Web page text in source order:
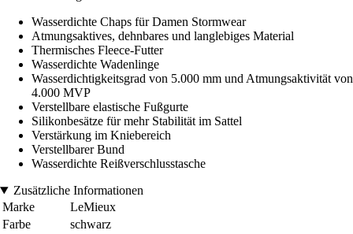
Wasserdichte Chaps für Damen Stormwear
Atmungsaktives, dehnbares und langlebiges Material
Thermisches Fleece-Futter
Wasserdichte Wadenlinge
Wasserdichtigkeitsgrad von 5.000 mm und Atmungsaktivität von
4.000 MVP
Verstellbare elastische Fußgurte
Silikonbesätze für mehr Stabilität im Sattel
Verstärkung im Kniebereich
Verstellbarer Bund
Wasserdichte Reißverschlusstasche
Zusätzliche Informationen
Marke
LeMieux
Farbe
schwarz